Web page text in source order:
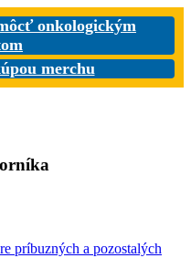
onkologickým
merchu
príbuzných a pozostalých